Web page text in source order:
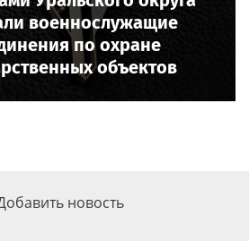
военнослужащие
по охране
объектов
новость